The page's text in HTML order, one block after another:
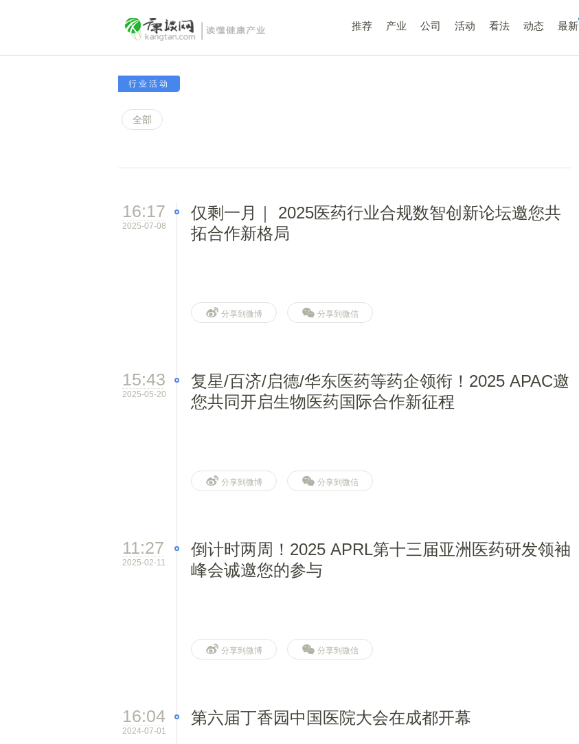
推荐 产业 公司 活动 看法 动态 最新
行业活动
全部
仅剩一月｜ 2025医药行业合规数智创新论坛邀您共
拓合作新格局
分享到微博 分享到微信
16:17
2025-07-08
复星/百济/启德/华东医药等药企领衔！2025 APAC邀
您共同开启生物医药国际合作新征程
分享到微博 分享到微信
15:43
2025-05-20
倒计时两周！2025 APRL第十三届亚洲医药研发领袖
峰会诚邀您的参与
分享到微博 分享到微信
11:27
2025-02-11
第六届丁香园中国医院大会在成都开幕
16:04
2024-07-01